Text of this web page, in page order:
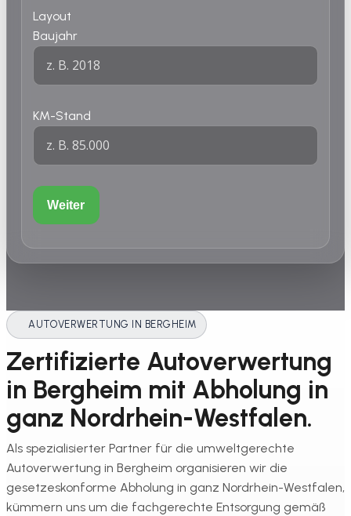
Layout
Baujahr
KM-Stand
Weiter
AUTOVERWERTUNG IN BERGHEIM
Zertifizierte Autoverwertung
in Bergheim mit Abholung in
ganz Nordrhein-Westfalen.
Als spezialisierter Partner für die umweltgerechte
Autoverwertung in Bergheim organisieren wir die
gesetzeskonforme Abholung in ganz Nordrhein-Westfalen,
kümmern uns um die fachgerechte Entsorgung gemäß